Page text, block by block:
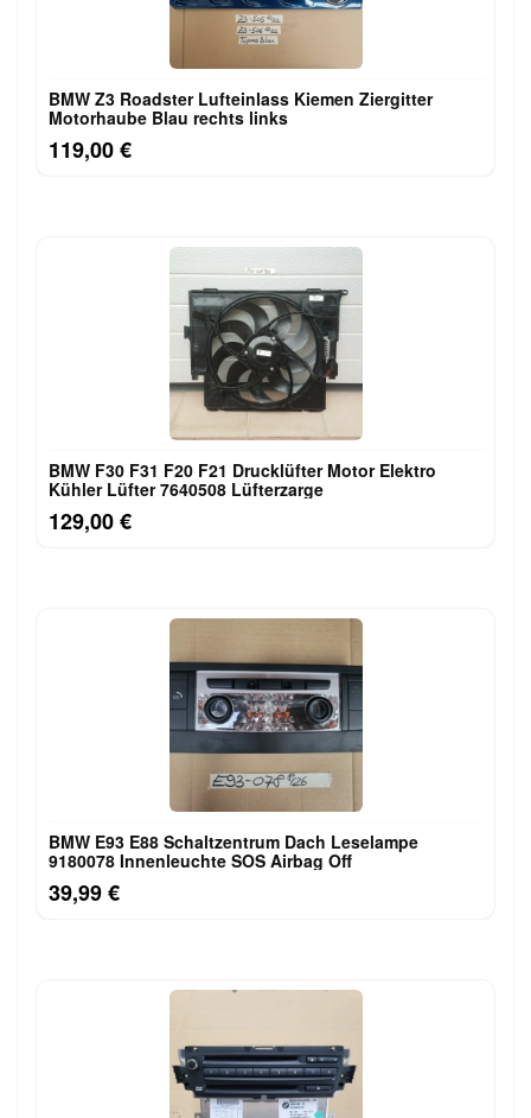
BMW Z3 Roadster Lufteinlass Ki​emen Ziergitter
Motorhaube Blau rechts links
119,00 €
BMW F30 F31 F20 F21 Drucklüfter Motor Elektro
Kühler Lüfter 7640508 Lüfterzarge
129,00 €
BMW E93 E88 Schaltzentrum Dach Leselampe
9180078 Innenleuchte SOS Airbag Off
39,99 €